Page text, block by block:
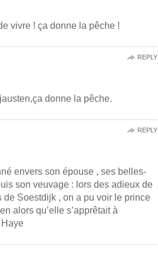
vivre ! ça donne la pêche !
donne la pêche.
REPLY
envers son épouse , ses belles-
son veuvage : lors des adieux de
Soestdijk , on a pu voir le prince
alors qu’elle s’apprêtait à
REPLY